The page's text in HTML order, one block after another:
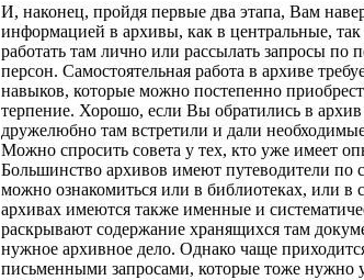
И, наконец, пройдя первые два этапа, Вам
информацией в архивы, как в центральные,
работать там лично или рассылать запросы по
персон. Самостоятельная работа в архиве
навыков, которые можно постепенно
терпение. Хорошо, если Вы обратились в
дружелюбно там встретили и дали
Можно спросить совета у тех, кто уже имеет
Большинство архивов имеют путеводители по
можно ознакомиться или в библиотеках, или в
архивах имеются также именные и
раскрывают содержание хранящихся там
нужное архивное дело. Однако чаще
письменными запросами, которые тоже нужно